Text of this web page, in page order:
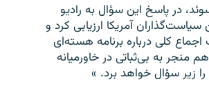
در پاسخ اين سؤال به راديو
آمريکا ارزيابی کرد و
کلی درباره برنامه هسته‌ای
منجر به بی‌ثباتی در خاورميانه
سؤال خواهد برد. »